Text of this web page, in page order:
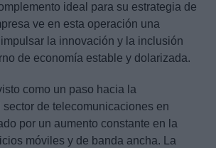
ideal para su estrategia de
ve en esta operación una
la innovación y la inclusión
de economía estable y dolarizada.
como un paso hacia la
de telecomunicaciones en
por un aumento constante en la
móviles y de banda ancha. La